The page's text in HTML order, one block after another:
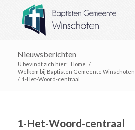
Nieuwsberichten
U bevindt zich hier: Home /
Welkom bij Baptisten Gemeente Winschoten
/ 1-Het-Woord-centraal
1-Het-Woord-centraal